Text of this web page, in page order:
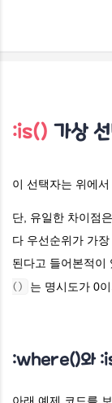
:is() 가상
이 선택자는 위에서
단, 유일한 차이점은
다 우선순위가 가
된다고 들어본적이
() 는 명시도가 0
:where()와